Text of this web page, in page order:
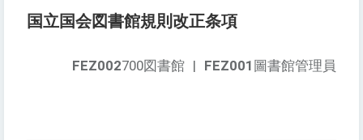
国立国会図書館規則改正条項
FEZ001 圖書館管理員
FEZ002700図書館 |